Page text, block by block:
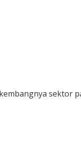
sektor